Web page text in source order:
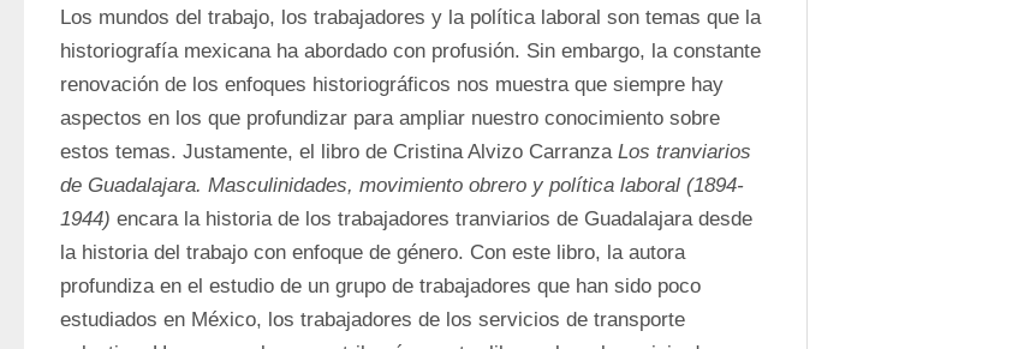
Los mundos del trabajo, los trabajadores y la política laboral son temas que la
historiografía mexicana ha abordado con profusión. Sin embargo, la constante
renovación de los enfoques historiográficos nos muestra que siempre hay
aspectos en los que profundizar para ampliar nuestro conocimiento sobre
estos temas. Justamente, el libro de Cristina Alvizo Carranza Los tranviarios
de Guadalajara. Masculinidades, movimiento obrero y política laboral (1894-
1944) encara la historia de los trabajadores tranviarios de Guadalajara desde
la historia del trabajo con enfoque de género. Con este libro, la autora
profundiza en el estudio de un grupo de trabajadores que han sido poco
estudiados en México, los trabajadores de los servicios de transporte